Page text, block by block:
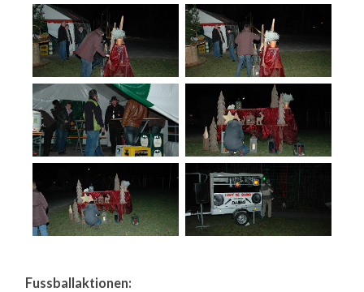
Fussballaktionen: